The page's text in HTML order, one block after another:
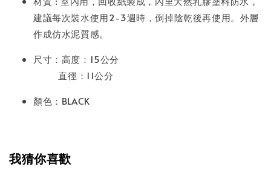
建議每次裝水使用2-3週時，倒掉陰乾後再使用。外層
作成仿水泥質感。
尺寸： 高度：15公分
直徑：11公分
顏色：BLACK
我猜你喜歡